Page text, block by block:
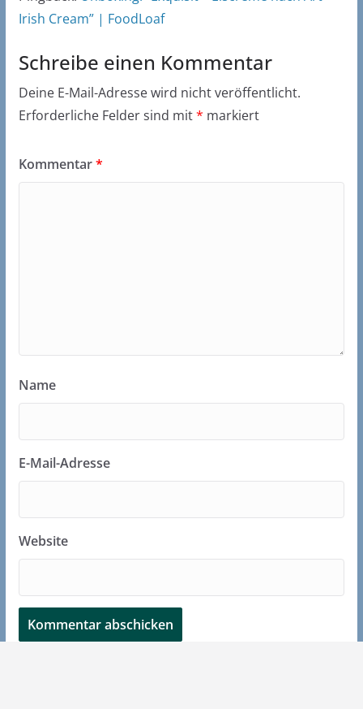
Irish Cream” | FoodLoaf
Schreibe einen Kommentar
Deine E-Mail-Adresse wird nicht veröffentlicht.
Erforderliche Felder sind mit* markiert
Kommentar*
Name
E-Mail-Adresse
Website